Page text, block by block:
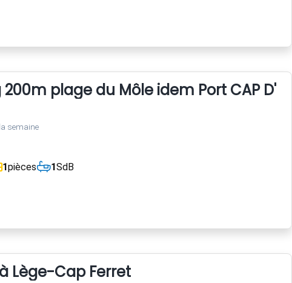
200m plage du Môle idem Port CAP
semaine
1pièces 1SdB
Lège-Cap Ferret